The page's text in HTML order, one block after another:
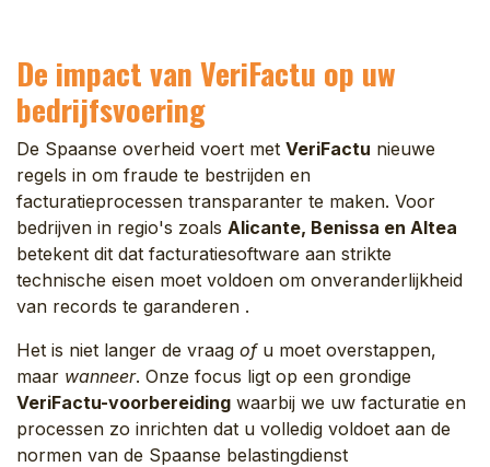
De impact van VeriFactu op uw
bedrijfsvoering
De Spaanse overheid voert met VeriFactu nieuwe
regels in om fraude te bestrijden en
facturatieprocessen transparanter te maken. Voor
bedrijven in regio's zoals Alicante, Benissa en Altea
betekent dit dat facturatiesoftware aan strikte
technische eisen moet voldoen om onveranderlijkheid
van records te garanderen .
Het is niet langer de vraag ofu moet overstappen,
maar wanneer. Onze focus ligt op een grondige
VeriFactu-voorbereiding waarbij we uw facturatie en
processen zo inrichten dat u volledig voldoet aan de
normen van de Spaanse belastingdienst